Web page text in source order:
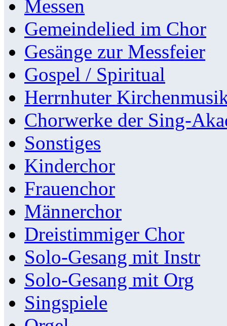
Messen
Gemeindelied im Chor
Gesänge zur Messfeier
Gospel / Spiritual
Herrnhuter
Chorwerke der Sing-
Sonstiges
Kinderchor
Frauenchor
Männerchor
Dreistimmiger Chor
Solo-Gesang mit Instr
Solo-Gesang mit Org
Singspiele